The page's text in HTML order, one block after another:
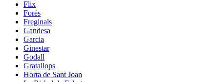
Flix
Forès
Freginals
Gandesa
Garcia
Ginestar
Godall
Gratallops
Horta de Sant Joan